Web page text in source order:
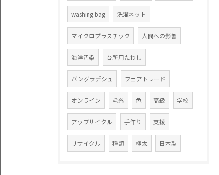
washing bag 洗濯ネット
マイクロプラスチック 人間への影響
海洋汚染 台所用たわし
バングラデシュ フェアトレード
オンライン 毛糸 色 高級 学校
アップサイクル 手作り 支援
リサイクル 種類 極太 日本製